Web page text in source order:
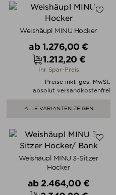
Weishäupl MINU Hocker
Verkaufspreis
ab 1.276,00 €
Preis
1.212,20 €
Ihr Spar-Preis
Preise inkl. ges. MwSt.
absolut versandkostenfrei
ALLE VARIANTEN ZEIGEN
Weishäupl MINU 3-Sitzer
Hocker
Verkaufspreis
ab 2.464,00 €